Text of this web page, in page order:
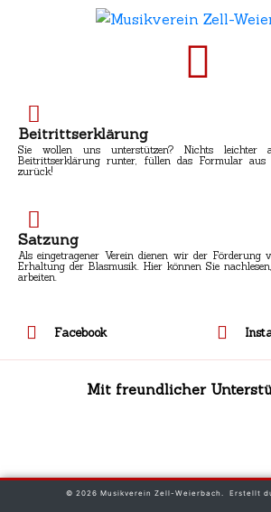
Beitrittserklärung
Sie wollen uns unterstützen? Nichts leichter
Beitrittserklärung runter, füllen das Formular
zurück!
Satzung
Als eingetragener Verein dienen wir der
Erhaltung der Blasmusik. Hier können Sie
arbeiten.
Facebook
Mit freundlicher
© 2026 Musikverein Zell-Weierbach. Erstellt